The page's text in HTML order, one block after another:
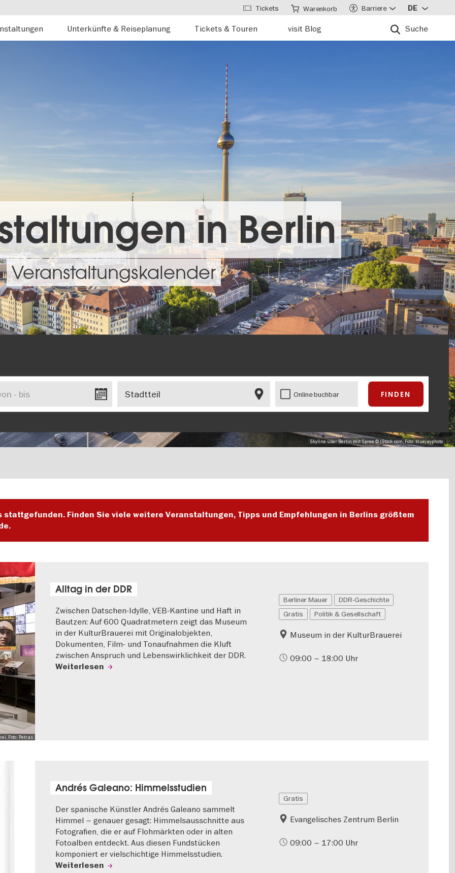
Unterkünfte & Reiseplanung Tickets & Touren visit Blog Suche
Tickets Warenkorb Barriere DE
in Berlin
Veranstaltungskalender
Skyline über Berlin mit Spree © iStock.com, Foto: bluejayphoto
Online buchbar
Finden Sie viele weitere Veranstaltungen, Tipps und Empfehlungen in Berlins größtem
Foto: Petras
Alltag in der DDR
Zwischen Datschen-Idylle, VEB-Kantine und Haft in
Bautzen: Auf 600 Quadratmetern zeigt das Museum
in der KulturBrauerei mit Originalobjekten,
Dokumenten, Film- und Tonaufnahmen die Kluft
zwischen Anspruch und Lebenswirklichkeit der DDR.
Weiterlesen
Berliner Mauer
DDR-Geschichte
Gratis
Politik & Gesellschaft
Museum in der KulturBrauerei
09:00 – 18:00 Uhr
Andrés Galeano: Himmelsstudien
Der spanische Künstler Andrés Galeano sammelt
Himmel – genauer gesagt: Himmelsausschnitte aus
Fotografien, die er auf Flohmärkten oder in alten
Fotoalben entdeckt. Aus diesen Fundstücken
komponiert er vielschichtige Himmelsstudien.
Weiterlesen
Gratis
Evangelisches Zentrum Berlin
09:00 – 17:00 Uhr